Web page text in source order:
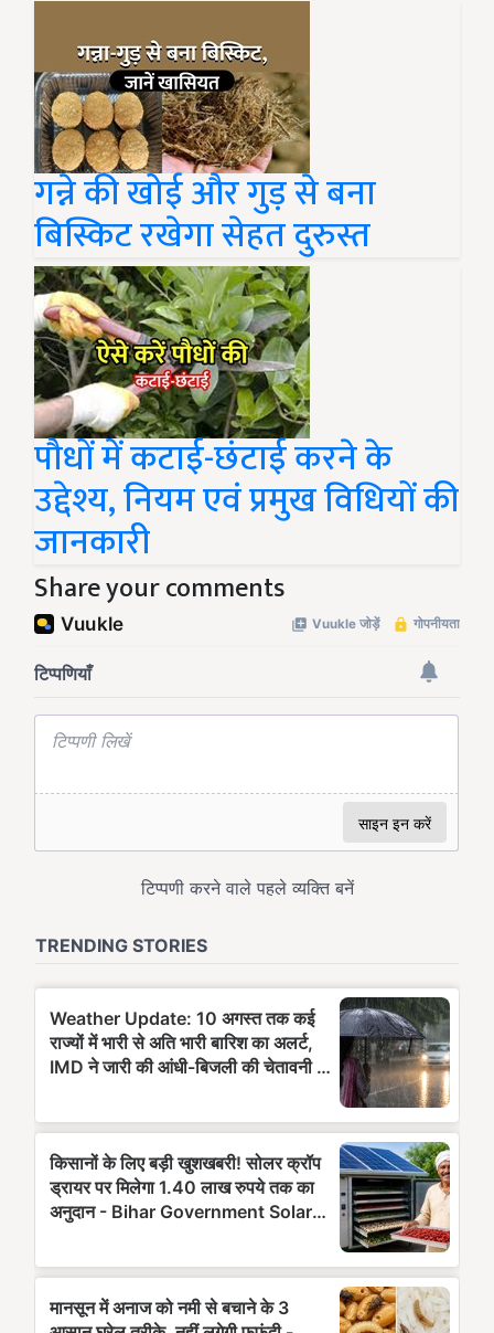
गन्ने की खोई और गुड़ से बना
बिस्किट रखेगा सेहत दुरुस्त
पौधों में कटाई-छंटाई करने के
उद्देश्य, नियम एवं प्रमुख विधियों की
जानकारी
Share your comments